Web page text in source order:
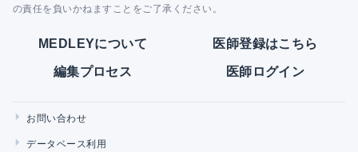
の責任を負いかねますことをご了承ください。
MEDLEYについて 医師登録はこちら
編集プロセス 医師ログイン
お問い合わせ
データベース利用